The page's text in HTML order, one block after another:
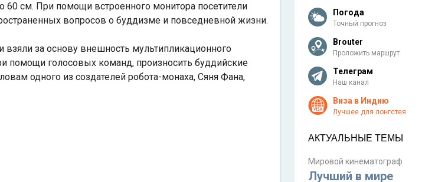
60 см. При помощи встроенного монитора посетители
вопросов о буддизме и повседневной жизни.
за основу внешность мультипликационного
помощи голосовых команд, произносить буддийские
одного из создателей робота-монаха, Сяня Фана,
Погода
Точный прогноз
Brouter
Проложить маршрут
Телеграм
Наш канал
Виза в Индию
Лучшее для лонгстея
АКТУАЛЬНЫЕ ТЕМЫ
Мировой кинематограф
Лучший в мире